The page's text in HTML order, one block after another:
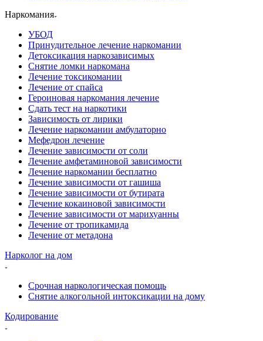
Наркомания
УБОД
Принудительное лечение наркомании
Детоксикация наркозависимых
Снятие ломки наркомана
Лечение токсикомании
Лечение от спайса
Героиновая наркомания лечение
Сдать тест на наркотики
Зависимость от лирики
Лечение наркомании амбулаторно
Мефедрон лечение
Лечение зависимости от соли
Лечение амфетаминовой зависимости
Лечение наркомании бесплатно
Лечение зависимости от гашиша
Лечение зависимости от бутирата
Лечение кокаиновой зависимости
Лечение зависимости от марихуанны
Лечение от тропикамида
Лечение от метадона
Нарколог на дом
Срочная наркологическая помощь
Снятие алкогольной интоксикации на дому
Кодирование